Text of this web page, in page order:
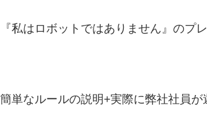
『私はロボットではありません』のプ
簡単なルールの説明+実際に弊社社員が